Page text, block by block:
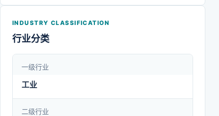
工程，打造了航空机场、高速公路、港口航道、核电
以中海地产为代表的地产品牌，形成了一大批具有民
族特色和时代特征的优秀建筑设计作品，研发了众多
项，推动了在数字化、绿色低碳等领域的产业转型并
INDUSTRY CLASSIFICATION
行业分类
一级行业
工业
二级行业